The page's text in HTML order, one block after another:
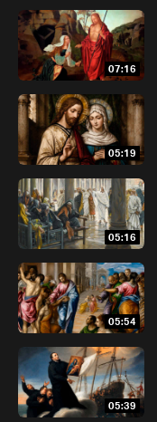
07:16
05:19
05:16
05:54
05:39